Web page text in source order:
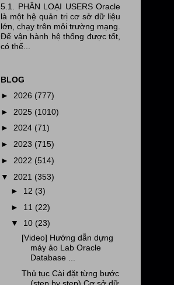
5.1. PHÂN LOẠI USERS Oracle
là một hệ quản trị cơ sở dữ liệu
lớn, chạy trên môi trường mạng.
Để vận hành hệ thống được tốt,
có thể...
BLOG
► 2026 (777)
► 2025 (1010)
► 2024 (71)
► 2023 (715)
► 2022 (514)
▼ 2021 (353)
► 12 (3)
► 11 (22)
▼ 10 (23)
[Video] Hướng dẫn dựng
máy ảo Lab Oracle
Database ...
Thủ tục Cài đặt từng bước